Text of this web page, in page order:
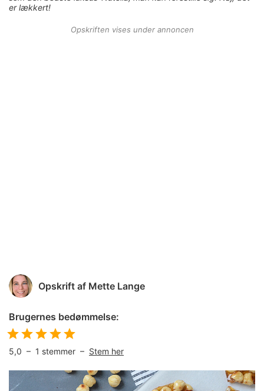
er lækkert!
Opskriften vises under annoncen
Opskrift af Mette Lange
Brugernes bedømmelse:
5,0 – 1 stemmer – Stem her